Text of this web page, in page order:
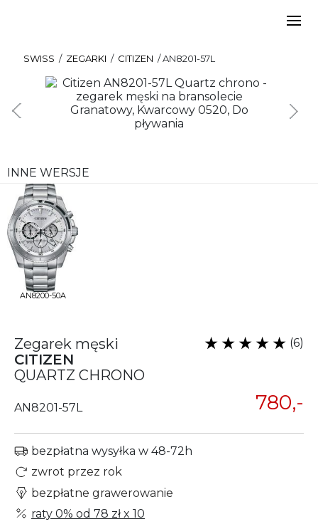
SWISS / ZEGARKI / CITIZEN /AN8201-57L
INNE WERSJE
AN8200-50A
Zegarek męski
CITIZEN
QUARTZ CHRONO
(6)
AN8201-57L 780,-
bezpłatna wysyłka w 48-72h
zwrot przez rok
bezpłatne grawerowanie
raty 0% od 78 złx 10